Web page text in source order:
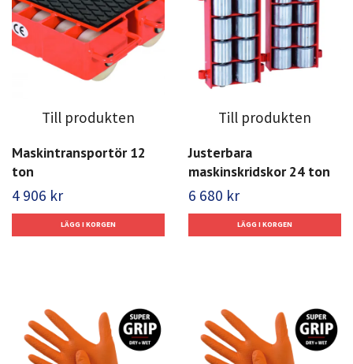
Till produkten
Maskintransportör 12
ton
4 906 kr
Till produkten
Justerbara
maskinskridskor 24 ton
6 680 kr